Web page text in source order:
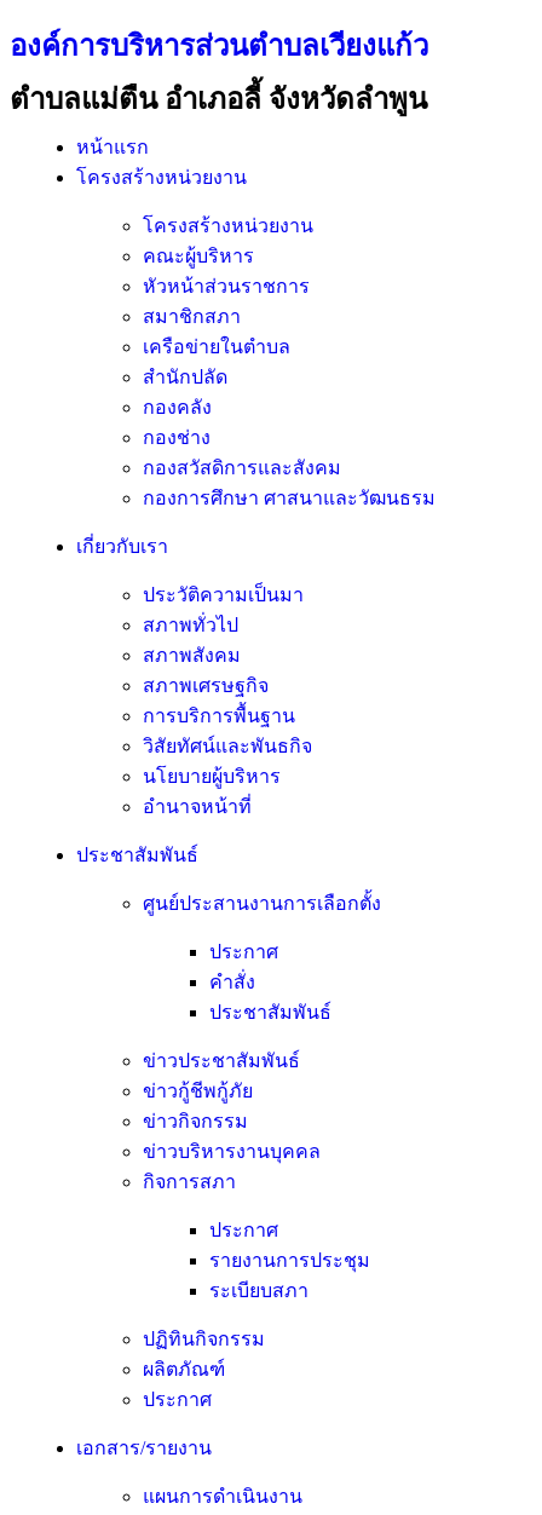
องค์การบริหารส่วนตำบลเวียงแก้ว
ตำบลแม่ตืน อำเภอลี้ จังหวัดลำพูน
หน้าแรก
โครงสร้างหน่วยงาน
โครงสร้างหน่วยงาน
คณะผู้บริหาร
หัวหน้าส่วนราชการ
สมาชิกสภา
เครือข่ายในตำบล
สำนักปลัด
กองคลัง
กองช่าง
กองสวัสดิการและสังคม
กองการศึกษา ศาสนาและวัฒนธรม
เกี่ยวกับเรา
ประวัติความเป็นมา
สภาพทั่วไป
สภาพสังคม
สภาพเศรษฐกิจ
การบริการพื้นฐาน
วิสัยทัศน์และพันธกิจ
นโยบายผู้บริหาร
อํานาจหน้าที่
ประชาสัมพันธ์
ศูนย์ประสานงานการเลือกตั้ง
ประกาศ
คำสั่ง
ประชาสัมพันธ์
ข่าวประชาสัมพันธ์
ข่าวกู้ชีพกู้ภัย
ข่าวกิจกรรม
ข่าวบริหารงานบุคคล
กิจการสภา
ประกาศ
รายงานการประชุม
ระเบียบสภา
ปฏิทินกิจกรรม
ผลิตภัณฑ์
ประกาศ
เอกสาร/รายงาน
แผนการดำเนินงาน